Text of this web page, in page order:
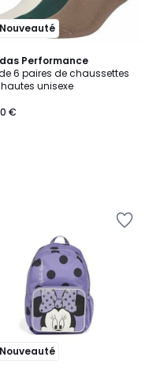
Nouveauté
Performance
6 paires de chaussettes
unisexe
€
Nouveauté